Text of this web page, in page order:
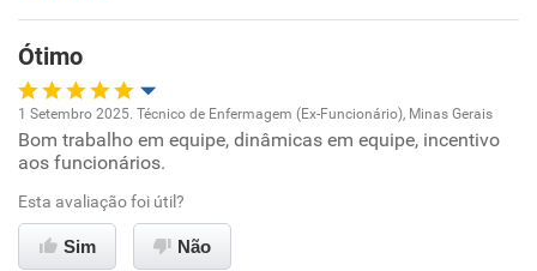
Recomenda a diretoria
Ótimo
Oportunidade de promoção
Ambiente de trabalho
Conciliação com a vida familiar
1 Setembro 2025. Técnico de Enfermagem (Ex-Funcionário), Minas Gerais
Bom trabalho em equipe, dinâmicas em equipe, incentivo
aos funcionários.
Esta avaliação foi útil?
Sim Não